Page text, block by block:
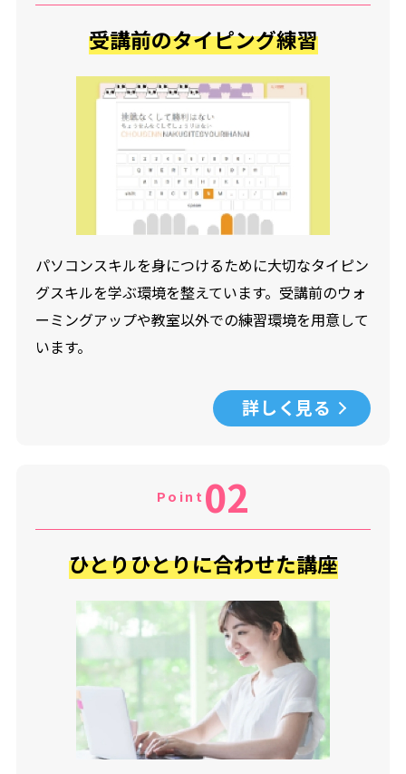
受講前のタイピング練習
パソコンスキルを身につけるために大切なタイピン
グスキルを学ぶ環境を整えています。受講前のウォ
ーミングアップや教室以外での練習環境を用意して
います。
詳しく見る
Point 02
ひとりひとりに合わせた講座